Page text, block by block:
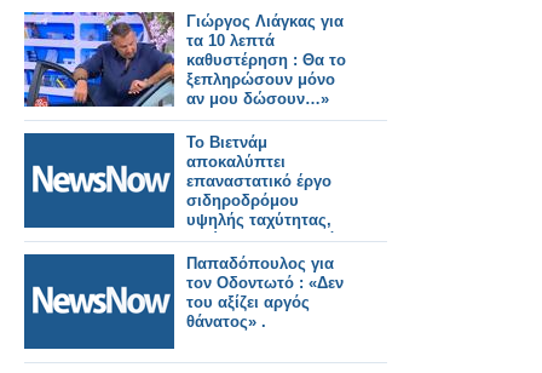
Γιώργος Λιάγκας για
τα 10 λεπτά
καθυστέρηση : Θα το
ξεπληρώσουν μόνο
αν μου δώσουν…»
Το Βιετνάμ
αποκαλύπτει
επαναστατικό έργο
σιδηροδρόμου
υψηλής ταχύτητας,
μειώνοντας τον χρόνο
ταξιδιού από το Ανόι
στον κόλπο Χαλόνγκ
σε μόλις 30 λεπτά!
Παπαδόπουλος για
τον Οδοντωτό : «Δεν
του αξίζει αργός
θάνατος» .